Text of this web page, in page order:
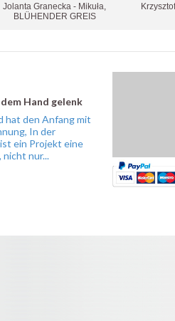
Jolanta Granecka - Mikuła,
BLÜHENDER GREIS
Hand gelenk
hat den Anfang mit
In der
ein Projekt eine
nicht nur...